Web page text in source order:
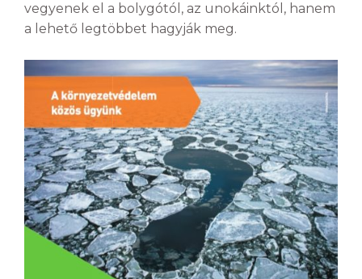
vegyenek el a bolygótól, az unokáinktól, hanem
a lehető legtöbbet hagyják meg.